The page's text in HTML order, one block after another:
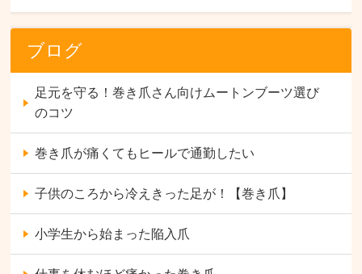
ブログ
足元を守る！巻き爪さん向けムートンブーツ選び
のコツ
巻き爪が痛くてもヒールで通勤したい
子供のころから冷えきった足が！【巻き爪】
小学生から始まった陥入爪